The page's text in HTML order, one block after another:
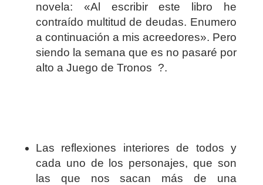
novela: «Al escribir este libro he
contraído multitud de deudas. Enumero
a continuación a mis acreedores». Pero
siendo la semana que es no pasaré por
alto a Juego de Tronos ?.
Las reflexiones interiores de todos y
cada uno de los personajes, que son
las que nos sacan más de una